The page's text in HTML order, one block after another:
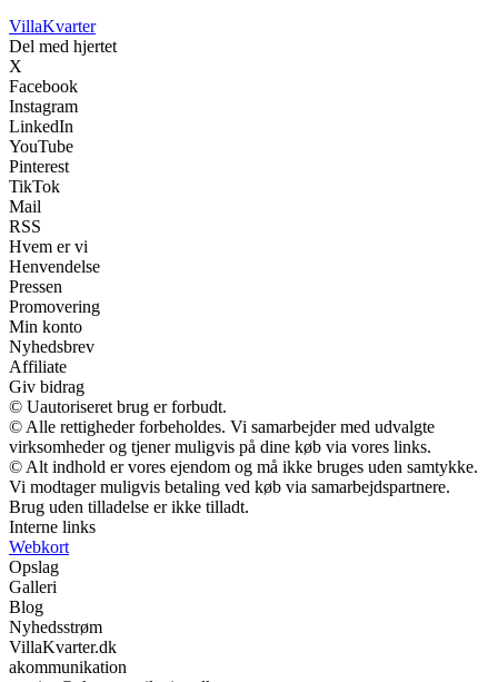
VillaKvarter
Del med hjertet
X
Facebook
Instagram
LinkedIn
YouTube
Pinterest
TikTok
Mail
RSS
Hvem er vi
Henvendelse
Pressen
Promovering
Min konto
Nyhedsbrev
Affiliate
Giv bidrag
© Uautoriseret brug er forbudt.
© Alle rettigheder forbeholdes. Vi samarbejder med udvalgte
virksomheder og tjener muligvis på dine køb via vores links.
© Alt indhold er vores ejendom og må ikke bruges uden samtykke.
Vi modtager muligvis betaling ved køb via samarbejdspartnere.
Brug uden tilladelse er ikke tilladt.
Interne links
Webkort
Opslag
Galleri
Blog
Nyhedsstrøm
VillaKvarter.dk
akommunikation